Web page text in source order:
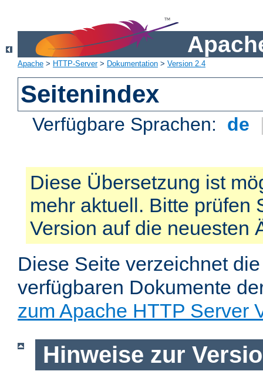
Apache > HTTP-Server> Dokumentation > Version 2.4
Seitenindex
Verfügbare Sprachen: de
Diese Übersetzung ist
mehr aktuell. Bitte prüfen
Version auf die neuesten
Diese Seite verzeichnet
verfügbaren Dokumente
zum Apache HTTP Server
Hinweise zur